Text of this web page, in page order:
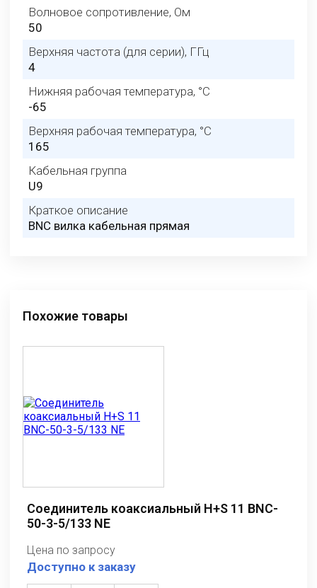
Волновое сопротивление, Ом
50
Верхняя частота (для серии), ГГц
4
Нижняя рабочая температура, °C
-65
Верхняя рабочая температура, °C
165
Кабельная группа
U9
Краткое описание
BNC вилка кабельная прямая
Похожие товары
Соединитель коаксиальный H+S 11 BNC-
50-3-5/133 NE
Цена по запросу
Доступно к заказу